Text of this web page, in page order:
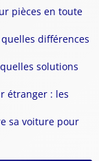
pièces en toute
différences
solutions
étranger : les
sa voiture pour